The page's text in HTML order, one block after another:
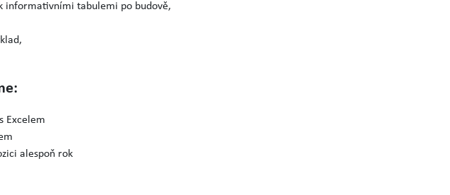
informativními tabulemi po budově,
Excelem
alespoň rok